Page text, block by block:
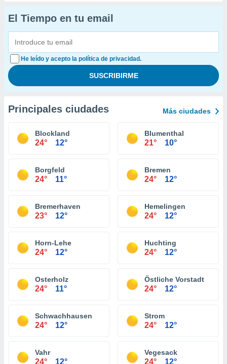
El Tiempo en tu email
He leído y acepto la política de privacidad.
Principales ciudades Más ciudades
Blockland
24° 12°
Blumenthal
21° 10°
Borgfeld
24° 11°
Bremen
24° 12°
Bremerhaven
23° 12°
Hemelingen
24° 12°
Horn-Lehe
24° 12°
Huchting
24° 12°
Osterholz
24° 11°
Östliche Vorstadt
24° 12°
Schwachhausen
24° 12°
Strom
24° 12°
Vahr
24° 12°
Vegesack
24° 12°